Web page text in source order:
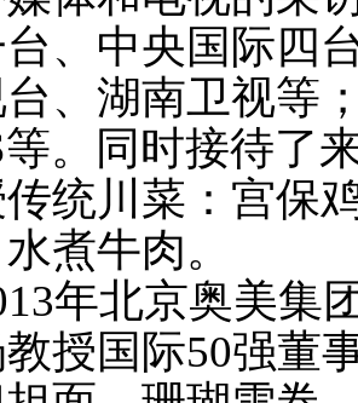
、中央国际四
、湖南卫视等
等。同时接待了
统川菜：宫保
煮牛肉。
年北京奥美集
授国际50强董